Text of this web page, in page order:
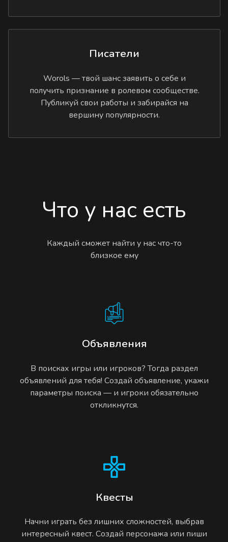
Писатели
Worols — твой шанс заявить о себе и
получить признание в ролевом сообществе.
Публикуй свои работы и забирайся на
вершину популярности.
Что у нас есть
Каждый сможет найти у нас что-то
близкое ему
Объявления
В поисках игры или игроков? Тогда раздел
объявлений для тебя! Создай объявление, укажи
параметры поиска — и игроки обязательно
откликнутся.
Квесты
Начни играть без лишних сложностей, выбрав
интересный квест. Создай персонажа или пиши